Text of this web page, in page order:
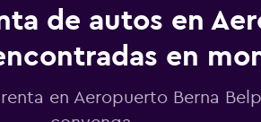
de autos en
en
en Aeropuerto Berna